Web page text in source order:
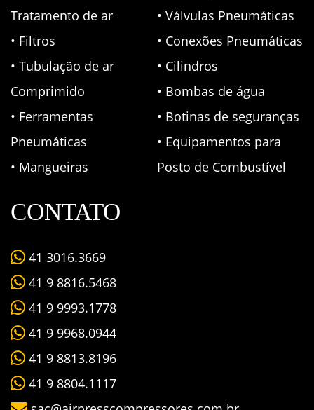
Tratamento de ar
• Filtros
• Tubulação de ar
Comprimido
• Ferramentas
Pneumáticas
• Mangueiras
• Válvulas Pneumáticas
• Conexões Pneumáticas
• Cilindros
• Bombas de água
• Botinas de seguranças
• Equipamentos para
Posto de Combustível
CONTATO
41 3016.3669
41 9 8816.5468
41 9 9993.1778
41 9 9968.0944
41 9 8813.8196
41 9 8804.1117